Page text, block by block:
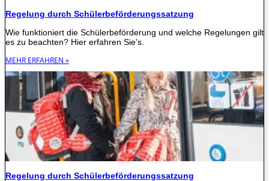
Regelung durch Schülerbeförderungssatzung
Wie funktioniert die Schülerbeförderung und welche Regelungen gilt
es zu beachten? Hier erfahren Sie's.
MEHR ERFAHREN »
Regelung durch Schülerbeförderungssatzung